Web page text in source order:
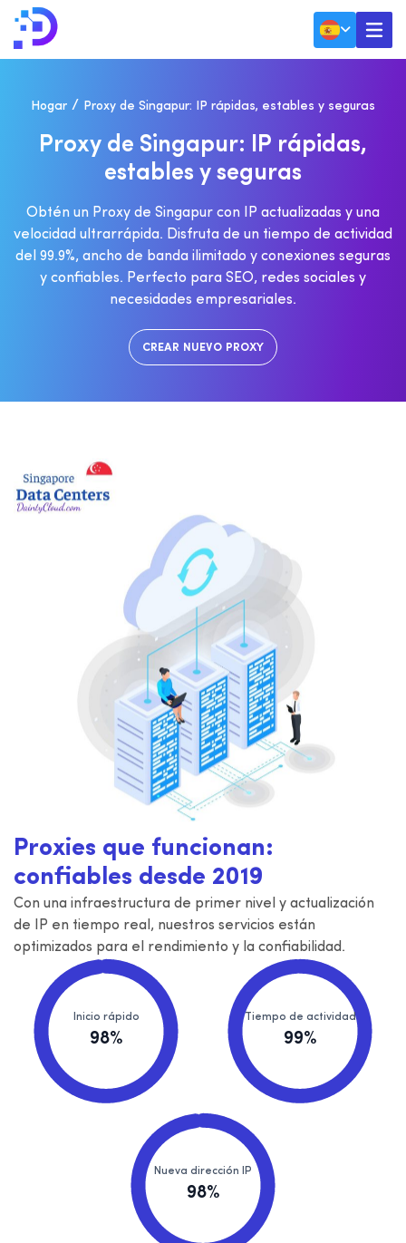
Hogar Proxy de Singapur: IP rápidas, estables y seguras
PROXY DE SINGAPUR: IP RÁPIDAS,
ESTABLES Y SEGURAS
Obtén un Proxy de Singapur con IP actualizadas y una
velocidad ultrarrápida. Disfruta de un tiempo de actividad
del 99.9%, ancho de banda ilimitado y conexiones seguras
y confiables. Perfecto para SEO, redes sociales y
necesidades empresariales.
CREAR NUEVO PROXY
Proxies que funcionan:
confiables desde 2019
Con una infraestructura de primer nivel y actualización
de IP en tiempo real, nuestros servicios están
optimizados para el rendimiento y la confiabilidad.
Inicio rápido
98%
Tiempo de actividad
99%
Nueva dirección IP
98%